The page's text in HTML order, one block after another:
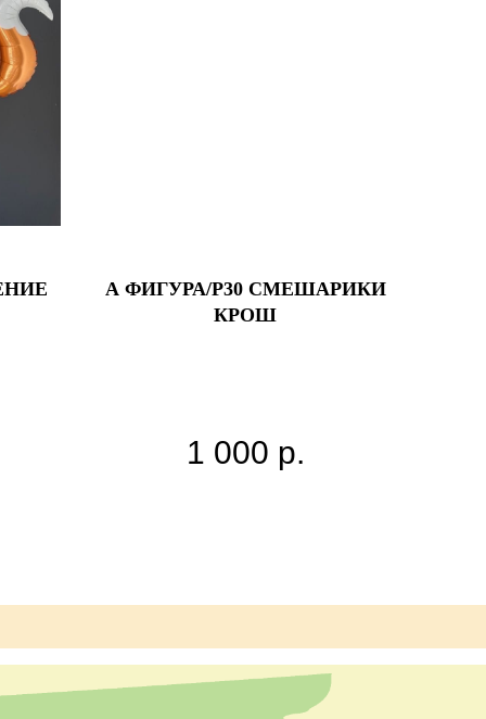
А ФИГУРА/P30 СМЕШАРИКИ
КРОШ
1 000 р.